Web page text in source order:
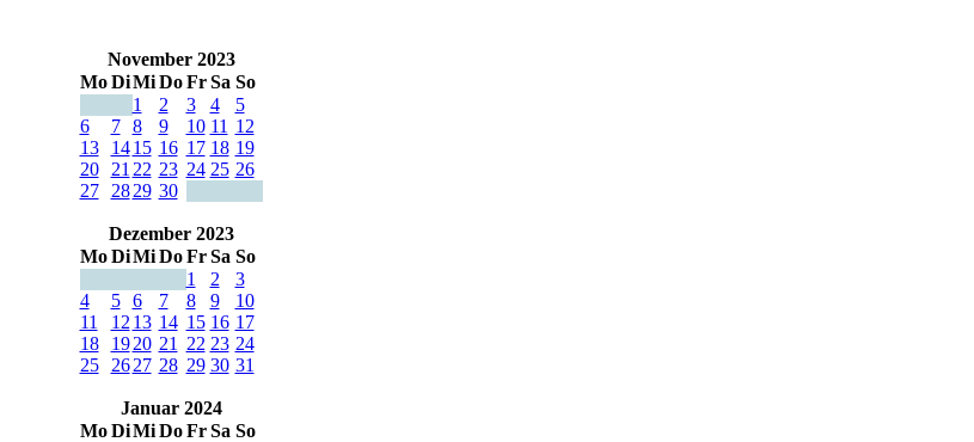
November 2023
Mo DiMi Do Fr Sa So
1
2 3 4
5
6
7 8 9 10 11 12
13
14 15 16 17 18 19
20
21 22 23 24 25 26
27
28 29 30
Dezember 2023
Mo DiMi Do Fr Sa So
1
2
3
4
5 6 7 8 9
10
11
12 13 14 15 16 17
18
19 20 21 22 23 24
25
26 27 28 29 30 31
Januar 2024
Mo DiMi Do Fr Sa So